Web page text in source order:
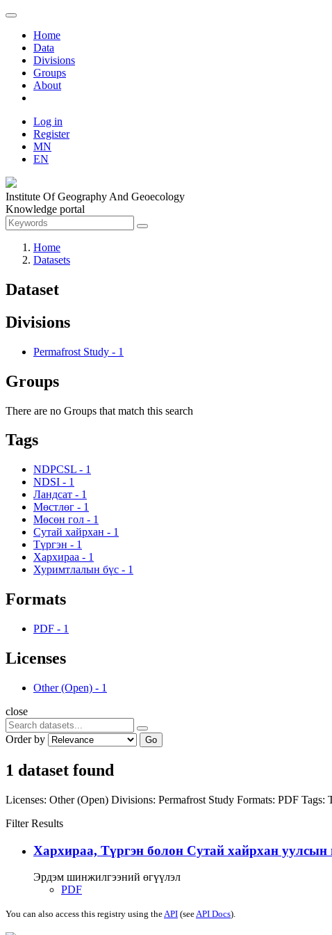
Home
Data
Divisions
Groups
About
Log in
Register
MN
EN
Institute Of Geography And Geoecology
Knowledge portal
Home
Datasets
Dataset
Divisions
Permafrost Study - 1
Groups
There are no Groups that match this search
Tags
NDPCSL - 1
NDSI - 1
Ландсат - 1
Мөстлөг - 1
Мөсөн гол - 1
Сутай хайрхан - 1
Түргэн - 1
Хархираа - 1
Хуримтлалын бүс - 1
Formats
PDF - 1
Licenses
Other (Open) - 1
close
Order by Go
1 dataset found
Licenses: Other (Open) Divisions: Permafrost Study Formats: PDF Tags:
Filter Results
Хархираа, Түргэн болон Сутай хайрхан уулсын
Эрдэм шинжилгээний өгүүлэл
PDF
You can also access this registry using theAPI (seeAPI Docs).